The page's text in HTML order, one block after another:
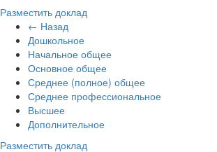
Разместить доклад
← Назад
Дошкольное
Начальное общее
Основное общее
Среднее (полное) общее
Среднее профессиональное
Высшее
Дополнительное
Разместить доклад